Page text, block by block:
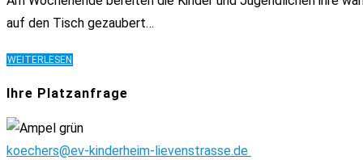
auf den Tisch gezaubert…
WEITERLESENFRISCH
DEN
Ihre Platzanfrage
koechers@ev-kinderheim-lievenstrasse.de